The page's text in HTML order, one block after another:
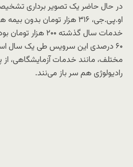
در حال حاضر یک تصویر برداری
او.پی.جی، ۳۱۶ هزار تومان
خدمات سال گذشته
۶۰ درصدی این سرویس طی یک سال
مختلف، مانند خدمات آزمایشگاهی،
رادیولوژی هم سر باز می‌نند.